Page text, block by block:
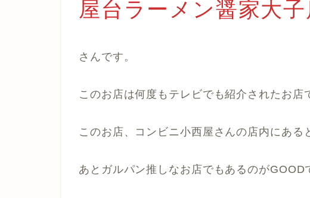
屋台ラーメン醤家大子
さんです。
このお店は何度もテレビでも紹介されたお店
このお店、コンビニ小西屋さんの店内にある
あとガルパン推しなお店でもあるのがGOOD